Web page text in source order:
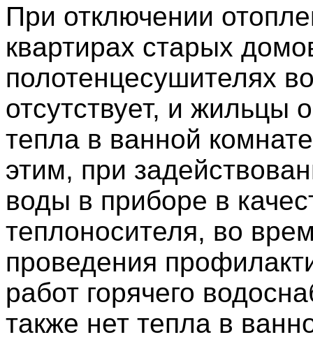
При отключении
квартирах старых
полотенцесушителях
отсутствует, и жильцы
тепла в ванной
этим, при
воды в приборе в
теплоносителя, во
проведения
работ горячего
также нет тепла в